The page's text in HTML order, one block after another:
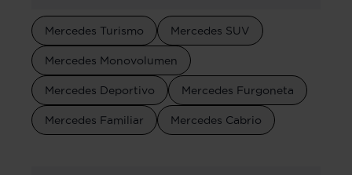
Mercedes Turismo Mercedes SUV
Mercedes Monovolumen
Mercedes Deportivo Mercedes Furgoneta
Mercedes Familiar Mercedes Cabrio